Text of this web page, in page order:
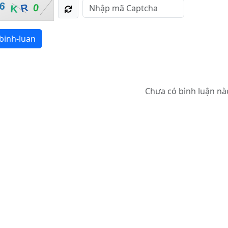
KR 0
luan
Chưa có bình luận